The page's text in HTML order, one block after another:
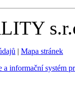
| Mapa stránek
a informační systém